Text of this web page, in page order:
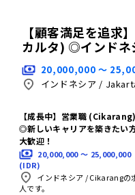
【顧客満足を追求
カルタ) ◎インドネ
20,000,000 〜
インドネシア /
【成長中】営業職 (Cikarang)
◎新しいキャリアを築きたい
大歓迎！
20,000,000 〜 25,000,000
(IDR)
インドネシア /Cikarangの
人です。